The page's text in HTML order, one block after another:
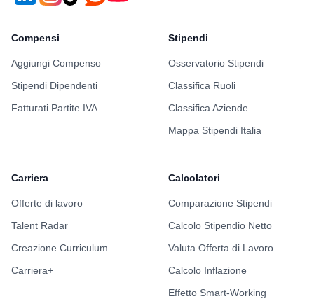
Bonus:
Robotics
Autonomous systems
Tech Stack
TypeScript, Python, FastAPI, Agentic AI,
What You Have Done
Built production agent systems (orchestration,
tools, memory, HITL workflows)
Worked with physical-world data (video, IoT,
telemetry) under real constraints
Built multimodal AI pipelines (vision +
Compensi
Aggiungi Compenso
Stipendi Dipendenti
Fatturati Partite IVA
Stipendi
Osservatorio Stipendi
Classifica Ruoli
Classifica Aziende
Mappa Stipendi Italia
Carriera
Offerte di lavoro
Talent Radar
Creazione Curriculum
Carriera+
Calcolatori
Comparazione Stipendi
Calcolo Stipendio Netto
Valuta Offerta di Lavoro
Calcolo Inflazione
Effetto Smart-Working